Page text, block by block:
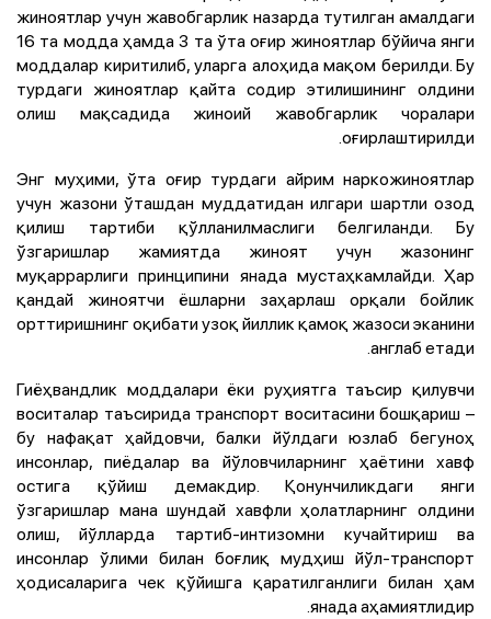
жиноятлар учун жавобгарлик назарда тутилган амалдаги
16 та модда ҳамда 3 та ўта оғир жиноятлар бўйича янги
моддалар киритилиб, уларга алоҳида мақом берилди. Бу
турдаги жиноятлар қайта содир этилишининг олдини
олиш мақсадида жиноий жавобгарлик чоралари
оғирлаштирилди.
Энг муҳими, ўта оғир турдаги айрим наркожиноятлар
учун жазони ўташдан муддатидан илгари шартли озод
қилиш тартиби қўлланилмаслиги белгиланди. Бу
ўзгаришлар жамиятда жиноят учун жазонинг
муқаррарлиги принципини янада мустаҳкамлайди. Ҳар
қандай жиноятчи ёшларни заҳарлаш орқали бойлик
орттиришнинг оқибати узоқ йиллик қамоқ жазоси эканини
англаб етади.
Гиёҳвандлик моддалари ёки руҳиятга таъсир қилувчи
воситалар таъсирида транспорт воситасини бошқариш –
бу нафақат ҳайдовчи, балки йўлдаги юзлаб бегуноҳ
инсонлар, пиёдалар ва йўловчиларнинг ҳаётини хавф
остига қўйиш демакдир. Қонунчиликдаги янги
ўзгаришлар мана шундай хавфли ҳолатларнинг олдини
олиш, йўлларда тартиб-интизомни кучайтириш ва
инсонлар ўлими билан боғлиқ мудҳиш йўл-транспорт
ҳодисаларига чек қўйишга қаратилганлиги билан ҳам
янада аҳамиятлидир.